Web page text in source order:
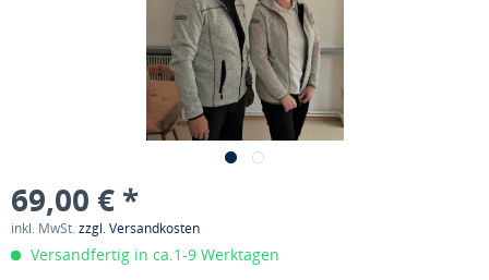
69,00 € *
inkl. MwSt.zzgl. Versandkosten
Versandfertig in ca.1-9 Werktagen